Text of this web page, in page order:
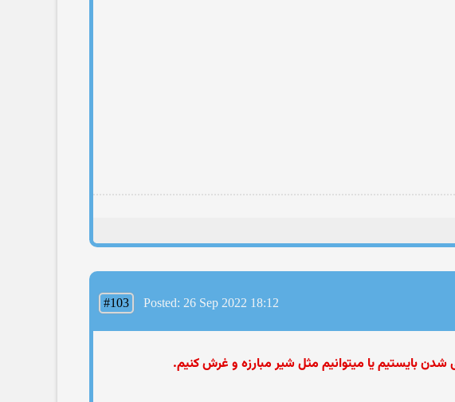
#103 Posted: 26 Sep 2022 18:12
بایستیم یا میتوانیم مثل شیر مبارزه و غرش کنیم.